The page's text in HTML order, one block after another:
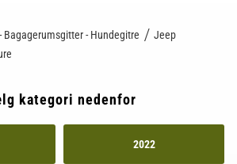
Bagagerumsgitter - Hundegitre
Jeep
kategori nedenfor
2022